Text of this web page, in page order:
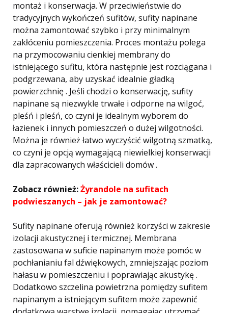
montaż i konserwacja. W przeciwieństwie do
tradycyjnych wykończeń sufitów, sufity napinane
można zamontować szybko i przy minimalnym
zakłóceniu pomieszczenia. Proces montażu polega
na przymocowaniu cienkiej membrany do
istniejącego sufitu, która następnie jest rozciągana i
podgrzewana, aby uzyskać idealnie gładką
powierzchnię . Jeśli chodzi o konserwację, sufity
napinane są niezwykle trwałe i odporne na wilgoć,
pleśń i pleśń, co czyni je idealnym wyborem do
łazienek i innych pomieszczeń o dużej wilgotności.
Można je również łatwo wyczyścić wilgotną szmatką,
co czyni je opcją wymagającą niewielkiej konserwacji
dla zapracowanych właścicieli domów .
Zobacz również:Żyrandole na sufitach
podwieszanych – jak je zamontować?
Sufity napinane oferują również korzyści w zakresie
izolacji akustycznej i termicznej. Membrana
zastosowana w suficie napinanym może pomóc w
pochłanianiu fal dźwiękowych, zmniejszając poziom
hałasu w pomieszczeniu i poprawiając akustykę .
Dodatkowo szczelina powietrzna pomiędzy sufitem
napinanym a istniejącym sufitem może zapewnić